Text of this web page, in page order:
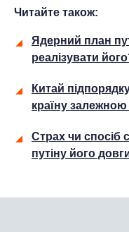
Читайте також:
Ядерний план
реалізувати
Китай
країну залежною
Страх чи спосіб
путіну його